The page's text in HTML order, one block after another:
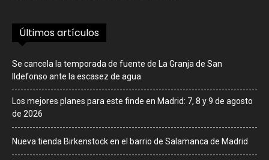
Últimos artículos
Se cancela la temporada de fuente de La Granja de San
Ildefonso ante la escasez de agua
Los mejores planes para este finde en Madrid: 7, 8 y 9 de agosto
de 2026
Nueva tienda Birkenstock en el barrio de Salamanca de Madrid